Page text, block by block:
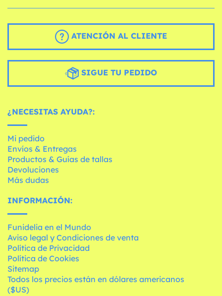
ATENCIÓN AL CLIENTE
SIGUE TU PEDIDO
¿NECESITAS AYUDA?:
Mi pedido
Envíos & Entregas
Productos & Guías de tallas
Devoluciones
Más dudas
INFORMACIÓN:
Funidelia en el Mundo
Aviso legal y Condiciones de venta
Política de Privacidad
Política de Cookies
Sitemap
Todos los precios están en dólares americanos
($US)